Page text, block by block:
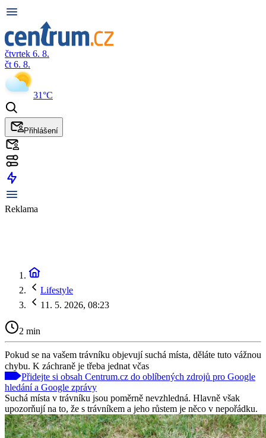
čtvrtek 6. 8.
čt 6. 8.
31°C
Přihlášení
Reklama
Lifestyle
11. 5. 2026, 08:23
2 min
Pokud se na vašem trávníku objevují suchá místa, děláte tuto vážnou
chybu. K záchraně je třeba jednat včas
Přidejte si obsah Centrum.cz do oblíbených zdrojů pro Google
hledání a Google zprávy
Suchá místa v trávníku jsou poměrně nevzhledná. Hlavně však
upozorňují na to, že s trávníkem a jeho růstem je něco v nepořádku.